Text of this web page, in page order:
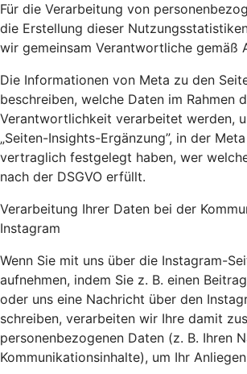
Für die Verarbeitung von
die Erstellung dieser
wir gemeinsam Verantwortliche gemäß
Die Informationen von Meta zu den
beschreiben, welche Daten im Rahmen
Verantwortlichkeit verarbeitet werden,
„Seiten-Insights-Ergänzung”, in der
vertraglich festgelegt haben, wer
nach der DSGVO erfüllt.
Verarbeitung Ihrer Daten bei der
Instagram
Wenn Sie mit uns über die Instagram-
aufnehmen, indem Sie z. B. einen
oder uns eine Nachricht über den
schreiben, verarbeiten wir Ihre damit
personenbezogenen Daten (z. B. Ihren
Kommunikationsinhalte), um Ihr